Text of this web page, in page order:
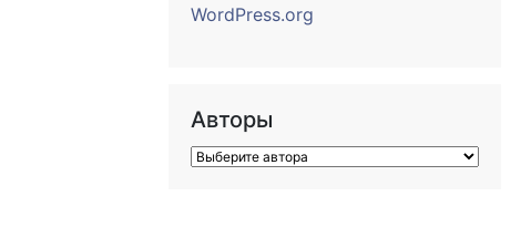
WordPress.org
Авторы